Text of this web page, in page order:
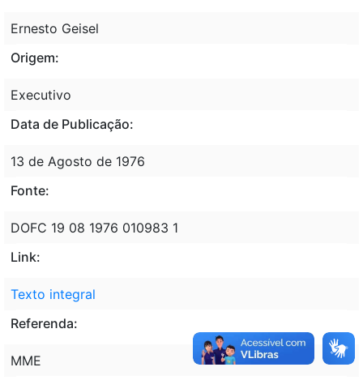
Ernesto Geisel
Origem:
Executivo
Data de Publicação:
13 de Agosto de 1976
Fonte:
DOFC 19 08 1976 010983 1
Link:
Texto integral
Referenda:
MME